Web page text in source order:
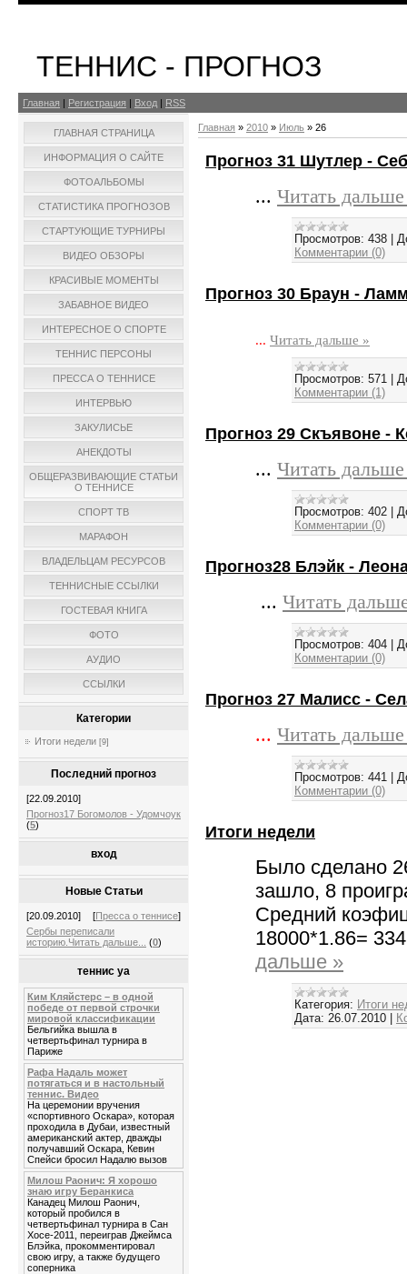
ТЕННИС - ПРОГНОЗ
Главная | Регистрация | Вход | RSS
ГЛАВНАЯ СТРАНИЦА
ИНФОРМАЦИЯ О САЙТЕ
ФОТОАЛЬБОМЫ
СТАТИСТИКА ПРОГНОЗОВ
СТАРТУЮЩИЕ ТУРНИРЫ
ВИДЕО ОБЗОРЫ
КРАСИВЫЕ МОМЕНТЫ
ЗАБАВНОЕ ВИДЕО
ИНТЕРЕСНОЕ О СПОРТЕ
ТЕННИС ПЕРСОНЫ
ПРЕССА О ТЕННИСЕ
ИНТЕРВЬЮ
ЗАКУЛИСЬЕ
АНЕКДОТЫ
ОБЩЕРАЗВИВАЮЩИЕ СТАТЬИ
О ТЕННИСЕ
СПОРТ ТВ
МАРАФОН
ВЛАДЕЛЬЦАМ РЕСУРСОВ
ТЕННИСНЫЕ ССЫЛКИ
ГОСТЕВАЯ КНИГА
ФОТО
АУДИО
ССЫЛКИ
Категории
Итоги недели [9]
Последний прогноз
[22.09.2010]
Прогноз17 Богомолов - Удомчоук
(5)
вход
Новые Статьи
[20.09.2010] [Пресса о теннисе]
Сербы переписали
историю.Читать дальше...
(0)
теннис уа
Ким Кляйстерс – в одной
победе от первой строчки
мировой классификации
Бельгийка вышла в
четвертьфинал турнира в
Париже
Рафа Надаль может
потягаться и в настольный
теннис. Видео
На церемонии вручения
«спортивного Оскара», которая
проходила в Дубаи, известный
американский актер, дважды
получавший Оскара, Кевин
Спейси бросил Надалю вызов
Милош Раонич: Я хорошо
знаю игру Беранкиса
Канадец Милош Раонич,
который пробился в
четвертьфинал турнира в Сан
Хосе-2011, переиграв Джеймса
Блэйка, прокомментировал
свою игру, а также будущего
соперника
Главная » 2010 » Июль » 26
Прогноз 31 Шутлер -
... Читать
Просмотров: 438 |
Комментарии (0)
Прогноз 30 Браун -
... Читать дальше »
Просмотров: 571 |
Комментарии (1)
Прогноз 29 Скъявоне -
... Читать
Просмотров: 402 |
Комментарии (0)
Прогноз28 Блэйк -
... Читать
Просмотров: 404 |
Комментарии (0)
Прогноз 27 Малисс -
... Читать
Просмотров: 441 |
Комментарии (0)
Итоги недели
Было сделано
зашло, 8
Средний
18000*1.86=
дальше »
Категория: Итоги
Дата: 26.07.2010 |